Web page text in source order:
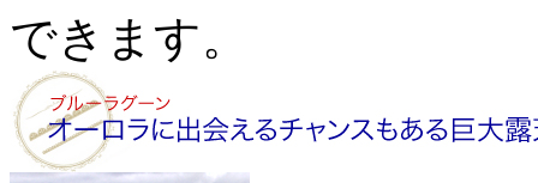
できます。